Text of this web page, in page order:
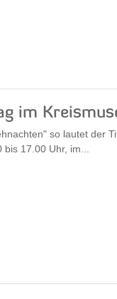
im
so lautet der
17.00 Uhr, im...